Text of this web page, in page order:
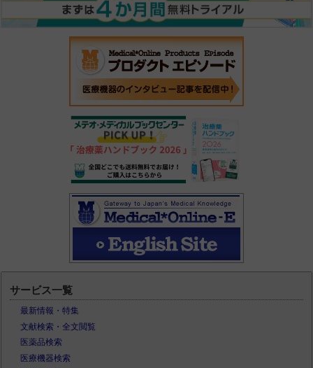
サービス一覧
最新情報・特集
文献検索・全文閲覧
医薬品検索
医療機器検索